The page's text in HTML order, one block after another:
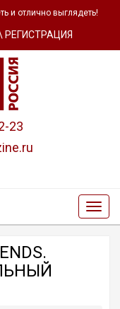
и отлично выглядеть!
РЕГИСТРАЦИЯ
23